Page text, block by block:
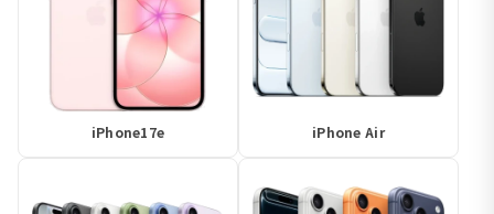
iPhone17e iPhone Air